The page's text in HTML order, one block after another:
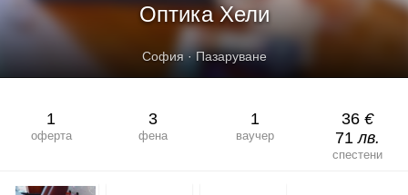
Оптика Хели
София·Пазаруване
1
оферта
3
фена
1
ваучер
36 €
71лв.
спестени